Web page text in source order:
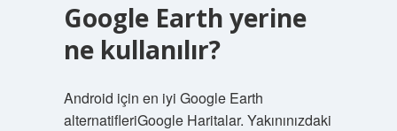
Google Earth yerine
ne kullanılır?
Android için en iyi Google Earth
alternatifleriGoogle Haritalar. Yakınınızdaki